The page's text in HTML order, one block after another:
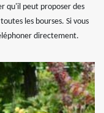
qu'il peut proposer des
les bourses. Si vous
directement.